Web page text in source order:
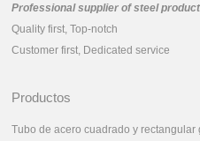
Professional supplier of steel
Quality first, Top-notch
Customer first, Dedicated service
Productos
Tubo de acero cuadrado y